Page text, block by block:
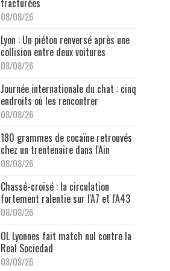
08/08/26
Lyon : Un piéton renversé après une
collision entre deux voitures
08/08/26
Journée internationale du chat : cinq
endroits où les rencontrer
08/08/26
180 grammes de cocaïne retrouvés
chez un trentenaire dans l'Ain
08/08/26
Chassé-croisé : la circulation
fortement ralentie sur l'A7 et l'A43
08/08/26
OL Lyonnes fait match nul contre la
Real Sociedad
08/08/26